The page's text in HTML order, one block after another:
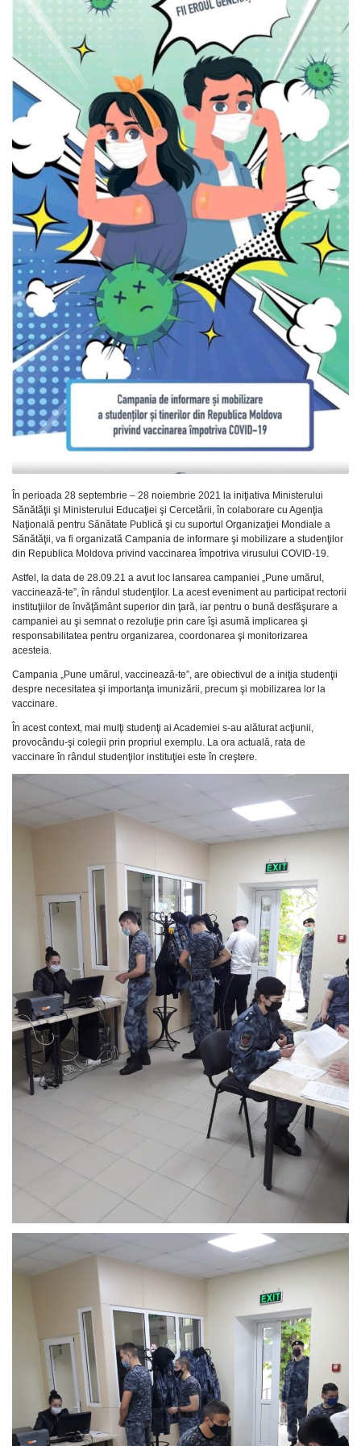
În perioada 28 septembrie – 28 noiembrie 2021 la iniţiativa Ministerului
Sănătăţii şi Ministerului Educaţiei şi Cercetării, în colaborare cu Agenţia
Naţională pentru Sănătate Publică şi cu suportul Organizaţiei Mondiale a
Sănătăţii, va fi organizată Campania de informare şi mobilizare a studenţilor
din Republica Moldova privind vaccinarea împotriva virusului COVID-19.
Astfel, la data de 28.09.21 a avut loc lansarea campaniei „Pune umărul,
vaccinează-te”, în rândul studenţilor. La acest eveniment au participat rectorii
instituţiilor de învăţământ superior din ţară, iar pentru o bună desfăşurare a
campaniei au şi semnat o rezoluţie prin care îşi asumă implicarea şi
responsabilitatea pentru organizarea, coordonarea şi monitorizarea
acesteia.
Campania „Pune umărul, vaccinează-te”, are obiectivul de a iniţia studenţii
despre necesitatea şi importanţa imunizării, precum şi mobilizarea lor la
vaccinare.
În acest context, mai mulţi studenţi ai Academiei s-au alăturat acţiunii,
provocându-şi colegii prin propriul exemplu. La ora actuală, rata de
vaccinare în rândul studenţilor instituţiei este în creştere.